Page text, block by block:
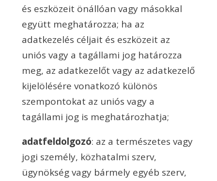
és eszközeit önállóan vagy másokkal
együtt meghatározza; ha az
adatkezelés céljait és eszközeit az
uniós vagy a tagállami jog határozza
meg, az adatkezelőt vagy az adatkezelő
kijelölésére vonatkozó különös
szempontokat az uniós vagy a
tagállami jog is meghatározhatja;
adatfeldolgozó: az a természetes vagy
jogi személy, közhatalmi szerv,
ügynökség vagy bármely egyéb szerv,